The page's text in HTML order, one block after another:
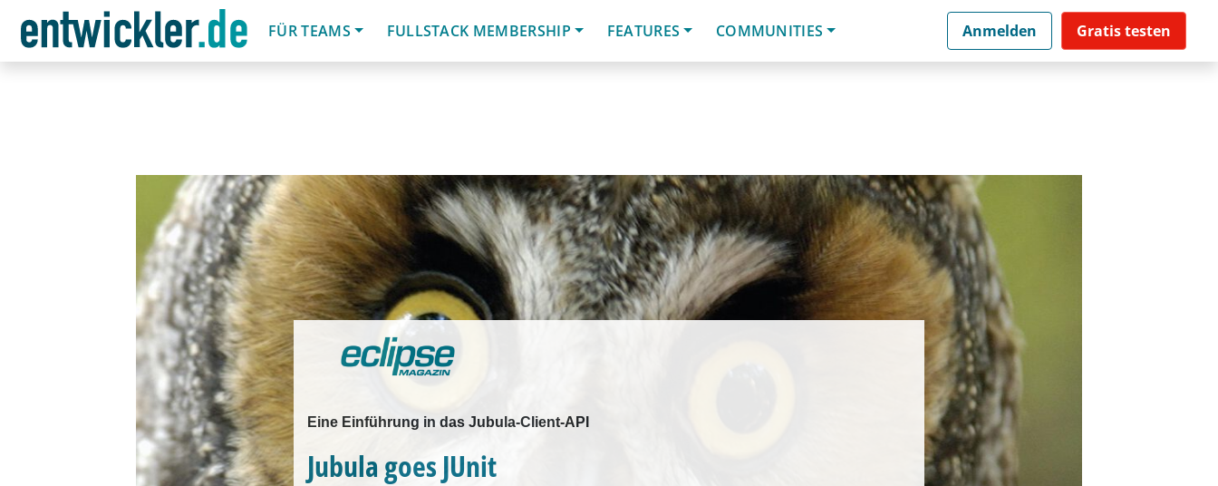
FÜR TEAMS
FULLSTACK MEMBERSHIP FEATURES COMMUNITIES Anmelden Gratis testen
Eine Einführung in das Jubula-Client-API
Jubula goes JUnit